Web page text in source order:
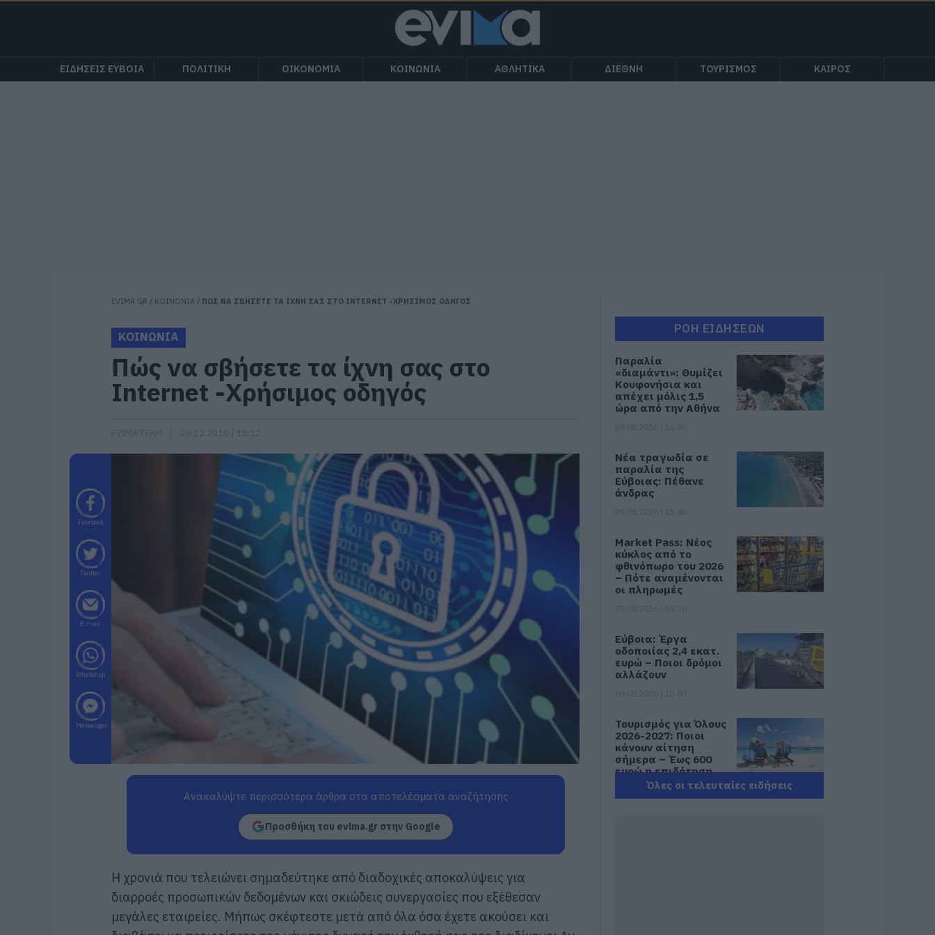
ΕΙΔΗΣΕΙΣ ΕΥΒΟΙΑ ΠΟΛΙΤΙΚΗ ΟΙΚΟΝΟΜΙΑ ΚΟΙΝΩΝΙΑ ΑΘΛΗΤΙΚΑ ΔΙΕΘΝΗ ΤΟΥΡΙΣΜΟΣ ΚΑΙΡΟΣ
EVIMA.GR / ΚΟΙΝΩΝΙΑ / ΠΩΣ ΝΑ ΣΒΗΣΕΤΕ ΤΑ ΙΧΝΗ ΣΑΣ ΣΤΟ INTERNET -ΧΡΗΣΙΜΟΣ ΟΔΗΓΟΣ
ΚΟΙΝΩΝΙΑ
Πώς να σβήσετε τα ίχνη σας στο
Internet -Χρήσιμος οδηγός
Facebook
Twitter
E-mail
WhatsApp
Messenger
Ανακαλύψτε περισσότερα άρθρα στα αποτελέσματα αναζήτησης
Προσθήκη του evima.gr στην Google
Η χρονιά που τελειώνει σημαδεύτηκε από διαδοχικές αποκαλύψεις για
διαρροές προσωπικών δεδομένων και σκιώδεις συνεργασίες που εξέθεσαν
μεγάλες εταιρείες. Μήπως σκέφτεστε μετά από όλα όσα έχετε ακούσει και
ΡΟΗ ΕΙΔΗΣΕΩΝ
Παραλία
«διαμάντι»: Θυμίζει
Κουφονήσια και
απέχει μόλις 1,5
ώρα από την Αθήνα
Νέα τραγωδία σε
παραλία της
Εύβοιας: Πέθανε
άνδρας
Market Pass: Νέος
κύκλος από το
φθινόπωρο του 2026
– Πότε αναμένονται
οι πληρωμές
Εύβοια: Έργα
οδοποιίας 2,4 εκατ.
ευρώ – Ποιοι δρόμοι
αλλάζουν
Τουρισμός για Όλους
2026-2027: Ποιοι
κάνουν αίτηση
σήμερα – Έως 600
ευρώ η επιδότηση
09.08.2026 | 14:40
Όλες οι τελευταίες ειδήσεις